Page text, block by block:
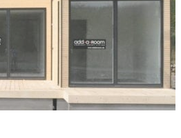
par
skove
expanderende familien
familie